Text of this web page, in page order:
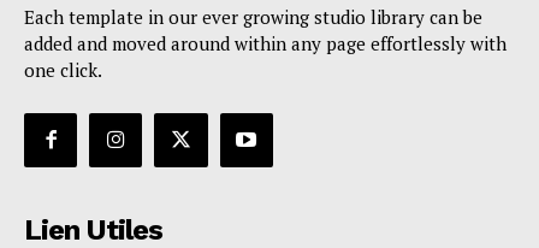
Each template in our ever growing studio library can be
added and moved around within any page effortlessly with
one click.
Lien Utiles